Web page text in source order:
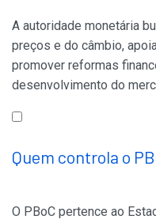
A autoridade monetária
preços e do câmbio,
promover reformas
desenvolvimento do
Quem controla o
O PBoC pertence ao